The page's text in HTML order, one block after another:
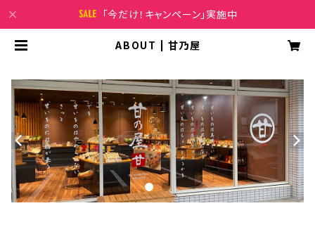
「今だけ！キャンペーン」実施中
ABOUT | 甘乃屋